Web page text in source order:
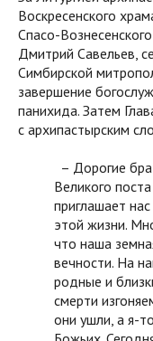
Воскресенского
Спасо-
Дмитрий Савельев,
Симбирской
завершение
панихида. Затем
с архипастырским
– Дорогие
Великого
приглашает
этой жизни.
что наша
вечности. На
родные и
смерти
они ушли, а я-